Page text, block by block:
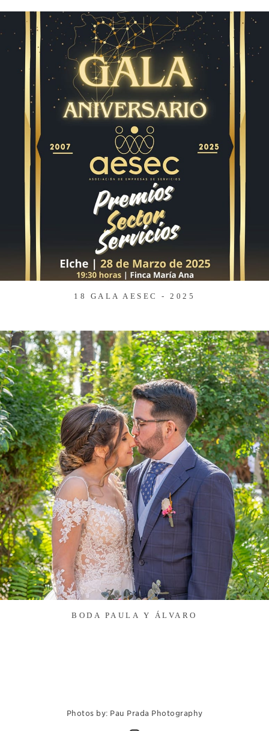
18 GALA AESEC - 2025
BODA PAULA Y ÁLVARO
Photos by: Pau Prada Photography